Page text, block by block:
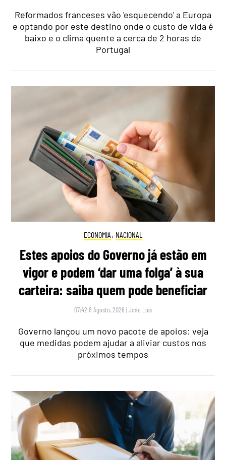
Reformados franceses vão 'esquecendo' a Europa
e optando por este destino onde o custo de vida é
baixo e o clima quente a cerca de 2 horas de
Portugal
ECONOMIA , NACIONAL
Estes apoios do Governo já estão em
vigor e podem ‘dar uma folga’ à sua
carteira: saiba quem pode beneficiar
07:42 8 Agosto, 2026 |João Luís
Governo lançou um novo pacote de apoios: veja
que medidas podem ajudar a aliviar custos nos
próximos tempos